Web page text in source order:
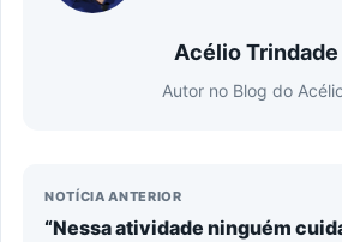
Acélio Trindade
Autor no Blog do
NOTÍCIA ANTERIOR
“Nessa atividade ninguém